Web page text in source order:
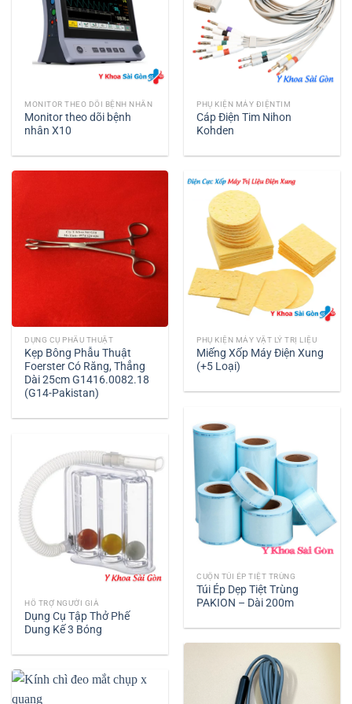
MONITOR THEO DÕI BỆNH NHÂN
Monitor theo dõi bệnh
nhân X10
PHỤ KIỆN MÁY ĐIỆNTIM
Cáp Điện Tim Nihon
Kohden
DỤNG CỤ PHẪU THUẬT
Kẹp Bông Phẫu Thuật
Foerster Có Răng, Thẳng
Dài 25cm G1416.0082.18
(G14-Pakistan)
PHỤ KIỆN MÁY VẬT LÝ TRỊ LIỆU
Miếng Xốp Máy Điện Xung
(+5 Loại)
CUỘN TÚI ÉP TIỆT TRÙNG
Túi Ép Dẹp Tiệt Trùng
PAKION – Dài 200m
HỖ TRỢ NGƯỜI GIÀ
Dụng Cụ Tập Thở Phế
Dung Kế 3 Bóng